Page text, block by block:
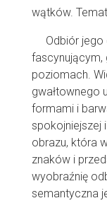
wątków.
Odbiór jego
fascynującym,
poziomach.
gwałtownego
formami i
spokojniejszej
obrazu, która
znaków i
wyobraźnię
semantyczna